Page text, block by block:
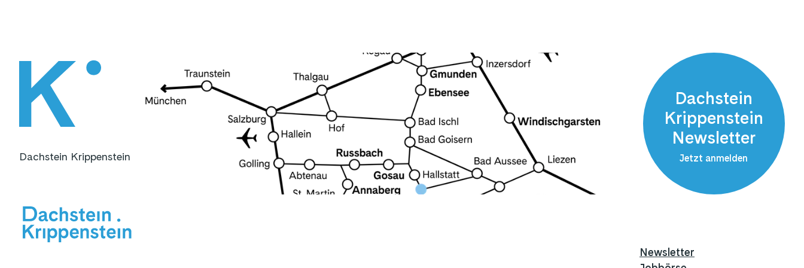
Dachstein Krippenstein
Dachstein
Krippenstein
Newsletter
Jetzt anmelden
Newsletter